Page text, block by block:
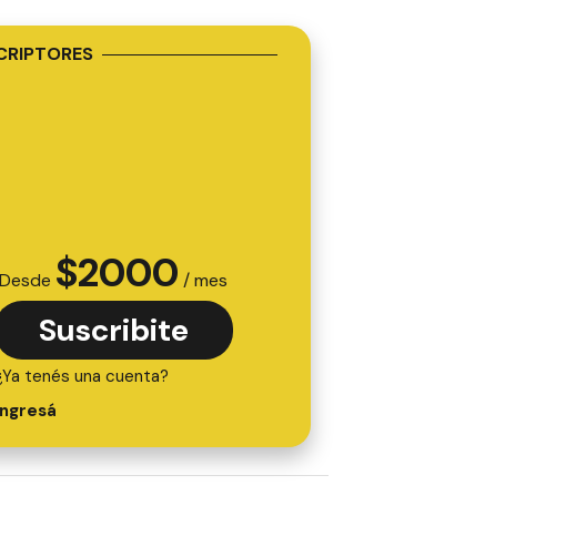
Desde $2000 / mes
Suscribite
tenés una cuenta?